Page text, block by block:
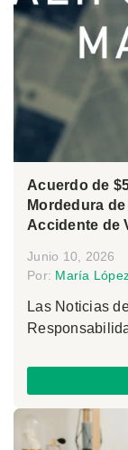
Acuerdo de
Mordedura
Accidente de
Junio 10, 2026
Por: María
Las Noticias